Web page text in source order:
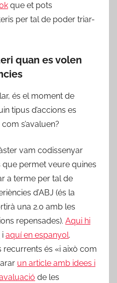
que et pots
per tal de poder triar-
quan es volen
és el moment de
tipus d’accions es
s’avaluen?
vam codissenyar
permet veure quines
a terme per tal de
d’ABJ (és la
una 2.0 amb les
repensades). Aqui hi
i aquí en espanyol.
recurrents és «i això com
un article amb idees i
de les